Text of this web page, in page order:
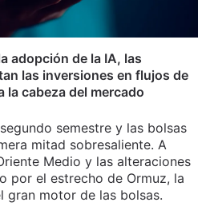
adopción de la IA, las
las inversiones en flujos de
la cabeza del mercado
semestre y las bolsas
mitad sobresaliente. A
Medio y las alteraciones
por el estrecho de Ormuz, la
gran motor de las bolsas.